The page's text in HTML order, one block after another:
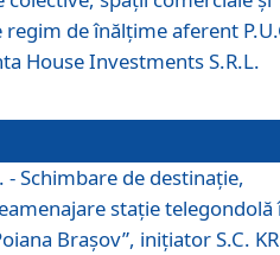
de înălţime aferent
House Investments S.R.L.
- Schimbare de destinaţie,
staţie telegondolă
Braşov”, iniţiator S.C.